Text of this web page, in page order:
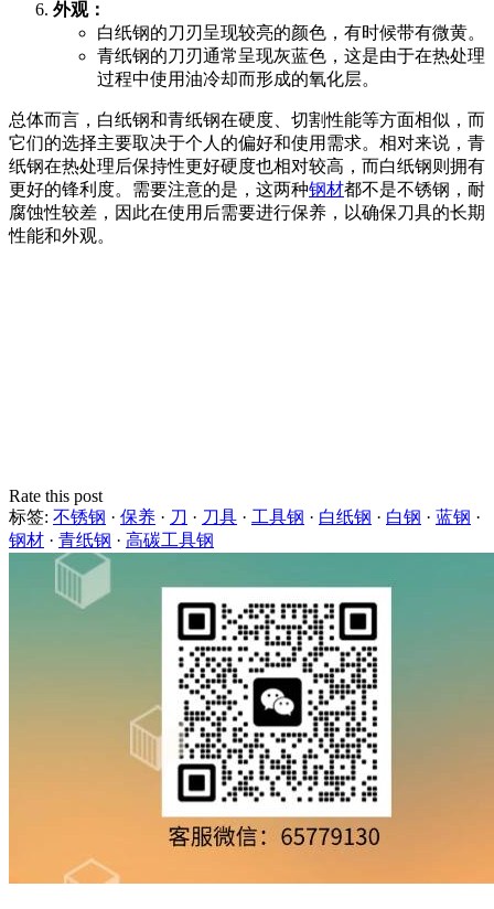
外观：
白纸钢的刀刃呈现较亮的颜色，有时候带有微黄。
青纸钢的刀刃通常呈现灰蓝色，这是由于在热处理
过程中使用油冷却而形成的氧化层。
总体而言，白纸钢和青纸钢在硬度、切割性能等方面相似，而
它们的选择主要取决于个人的偏好和使用需求。相对来说，青
纸钢在热处理后保持性更好硬度也相对较高，而白纸钢则拥有
更好的锋利度。需要注意的是，这两种钢材都不是不锈钢，耐
腐蚀性较差，因此在使用后需要进行保养，以确保刀具的长期
性能和外观。
Rate this post
标签: 不锈钢 · 保养 · 刀 · 刀具 · 工具钢 · 白纸钢 · 白钢 · 蓝钢 ·
钢材 · 青纸钢 · 高碳工具钢